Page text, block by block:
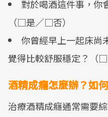
對於喝酒這件事，你
（□是／□否）
你曾經早上一起床尚
覺得比較舒服穩定？（
酒精成癮怎麼辦？如
治療酒精成癮通常需要